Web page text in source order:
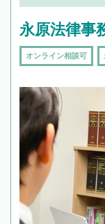
永原法律事
オンライン相談可